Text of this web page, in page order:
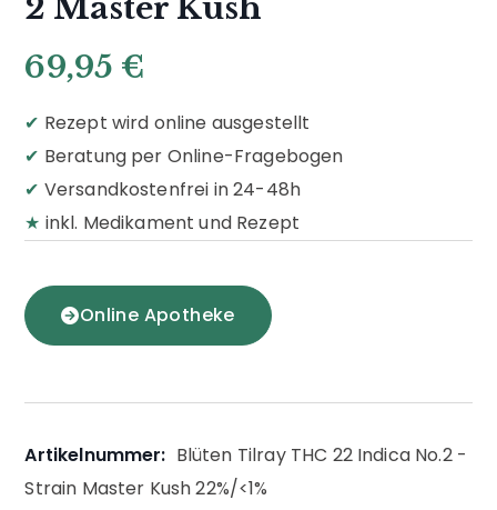
2 Master Kush
69,95 €
✔ Rezept wird online ausgestellt
✔ Beratung per Online-Fragebogen
✔ Versandkostenfrei in 24-48h
★ inkl. Medikament und Rezept
Online Apotheke
Artikelnummer: Blüten Tilray THC 22 Indica No.2 -
Strain Master Kush 22%/<1%